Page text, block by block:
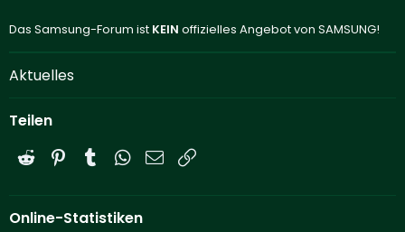
Das Samsung-Forum ist KEIN offizielles Angebot von SAMSUNG!
Aktuelles
Teilen
Reddit PinterestTumblrWhatsApp
E-Mail
Online-Statistiken